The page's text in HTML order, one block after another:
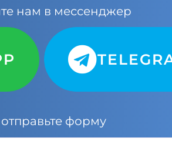
нам в мессенджер
форму